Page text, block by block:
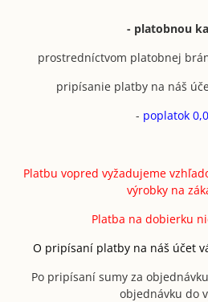
- platobnou
prostredníctvom platobnej
pripísanie platby na náš
- poplatok
Platbu vopred vyžadujeme
výrobky na
Platba na dobierku
O pripísaní platby na náš účet
Po pripísaní sumy za
objednávku do